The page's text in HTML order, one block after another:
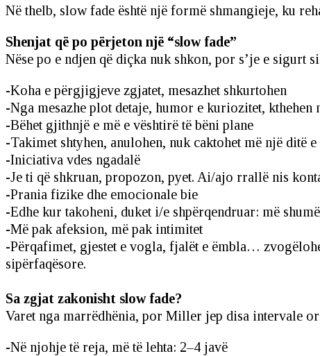
Në thelb, slow fade është një formë shmangieje, ku
Shenjat që po përjeton një “slow fade”
Nëse po e ndjen që diçka nuk shkon, por s’je e sigurt
-Koha e përgjigjeve zgjatet, mesazhet shkurtohen
-Nga mesazhe plot detaje, humor e kuriozitet, kthehen
-Bëhet gjithnjë e më e vështirë të bëni plane
-Takimet shtyhen, anulohen, nuk caktohet më një ditë
-Iniciativa vdes ngadalë
-Je ti që shkruan, propozon, pyet. Ai/ajo rrallë nis
-Prania fizike dhe emocionale bie
-Edhe kur takoheni, duket i/e shpërqendruar: më
-Më pak afeksion, më pak intimitet
-Përqafimet, gjestet e vogla, fjalët e ëmbla…
sipërfaqësore.
Sa zgjat zakonisht slow fade?
Varet nga marrëdhënia, por Miller jep disa intervale
-Në njohje të reja, më të lehta: 2–4 javë